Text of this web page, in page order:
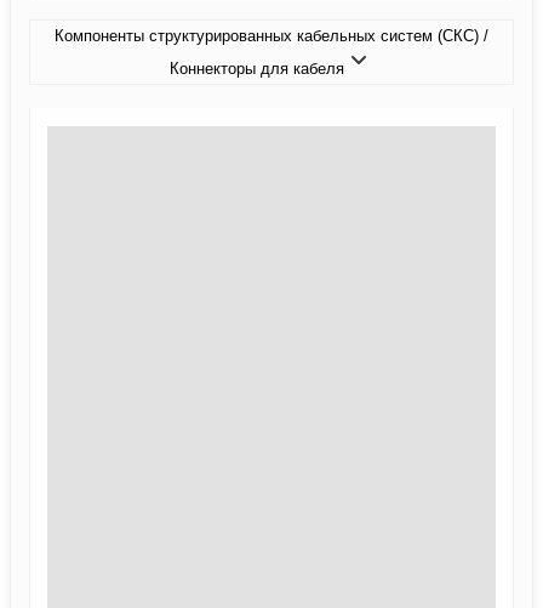
Компоненты структурированных кабельных систем (СКС) /
Коннекторы для кабеля